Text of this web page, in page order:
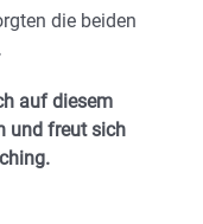
die beiden
auf diesem
und freut sich